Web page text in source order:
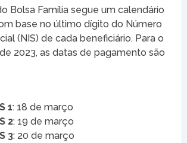
Bolsa Família segue um calendário
base no último dígito do Número
(NIS) de cada beneficiário. Para o
2023, as datas de pagamento são
1: 18 de março
2: 19 de março
3: 20 de março